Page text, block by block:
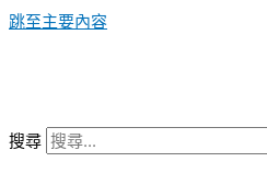
跳至主要內容
搜尋